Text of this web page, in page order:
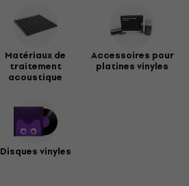
Matériaux de
traitement
acoustique
Accessoires pour
platines vinyles
Disques vinyles